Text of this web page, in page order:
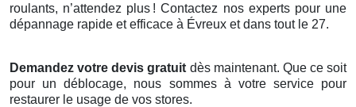
roulants, n’attendez plus ! Contactez nos experts pour une
dépannage rapide et efficace à Évreux et dans tout le 27.
Demandez votre devis gratuit dès maintenant. Que ce soit
pour un déblocage, nous sommes à votre service pour
restaurer le usage de vos stores.